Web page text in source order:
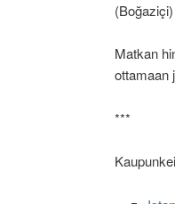
Matkan
ottamaan
***